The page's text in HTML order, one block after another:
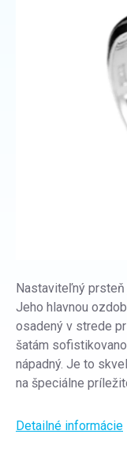
Nastaviteľný prsteň
Jeho hlavnou
osadený v strede
šatám
nápadný. Je to
na špeciálne
Detailné informácie